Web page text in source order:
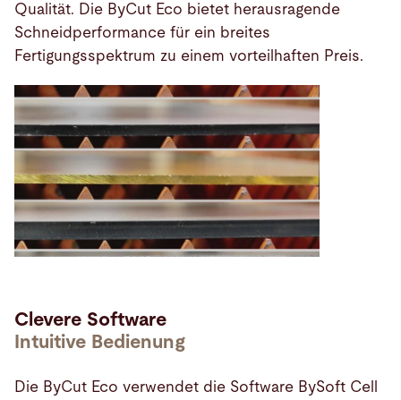
Qualität. Die ByCut Eco bietet herausragende
Schneidperformance für ein breites
Fertigungsspektrum zu einem vorteilhaften Preis.
Clevere Software
Intuitive Bedienung
Die ByCut Eco verwendet die Software BySoft Cell